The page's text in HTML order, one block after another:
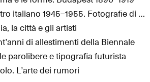
Il teatro italiano 1945–1955. Fotografie di Gastone Bosio
la città e gli artisti
di allestimenti della Biennale
parolibere e tipografia futurista
L’arte dei rumori